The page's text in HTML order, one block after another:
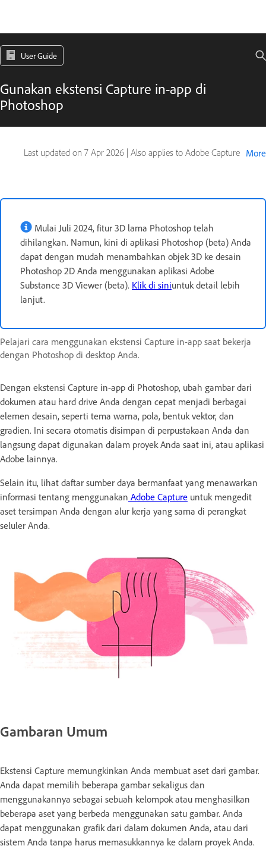
User Guide
Gunakan ekstensi Capture in-app di
Photoshop
Last updated on 7 Apr 2026 | Also applies to Adobe Capture More
Mulai Juli 2024, fitur 3D lama Photoshop telah
dihilangkan. Namun, kini di aplikasi Photoshop (beta) Anda
dapat dengan mudah menambahkan objek 3D ke desain
Photoshop 2D Anda menggunakan aplikasi Adobe
Substance 3D Viewer (beta). Klik di siniuntuk detail lebih
lanjut.
Pelajari cara menggunakan ekstensi Capture in-app saat bekerja
dengan Photoshop di desktop Anda.
Dengan ekstensi Capture in-app di Photoshop, ubah gambar dari
dokumen atau hard drive Anda dengan cepat menjadi berbagai
elemen desain, seperti tema warna, pola, bentuk vektor, dan
gradien. Ini secara otomatis disimpan di perpustakaan Anda dan
langsung dapat digunakan dalam proyek Anda saat ini, atau aplikasi
Adobe lainnya.
Selain itu, lihat daftar sumber daya bermanfaat yang menawarkan
informasi tentang menggunakan Adobe Capture untuk mengedit
aset tersimpan Anda dengan alur kerja yang sama di perangkat
seluler Anda.
Gambaran Umum
Ekstensi Capture memungkinkan Anda membuat aset dari gambar.
Anda dapat memilih beberapa gambar sekaligus dan
menggunakannya sebagai sebuah kelompok atau menghasilkan
beberapa aset yang berbeda menggunakan satu gambar. Anda
dapat menggunakan grafik dari dalam dokumen Anda, atau dari
sistem Anda tanpa harus memasukkannya ke dalam proyek Anda.